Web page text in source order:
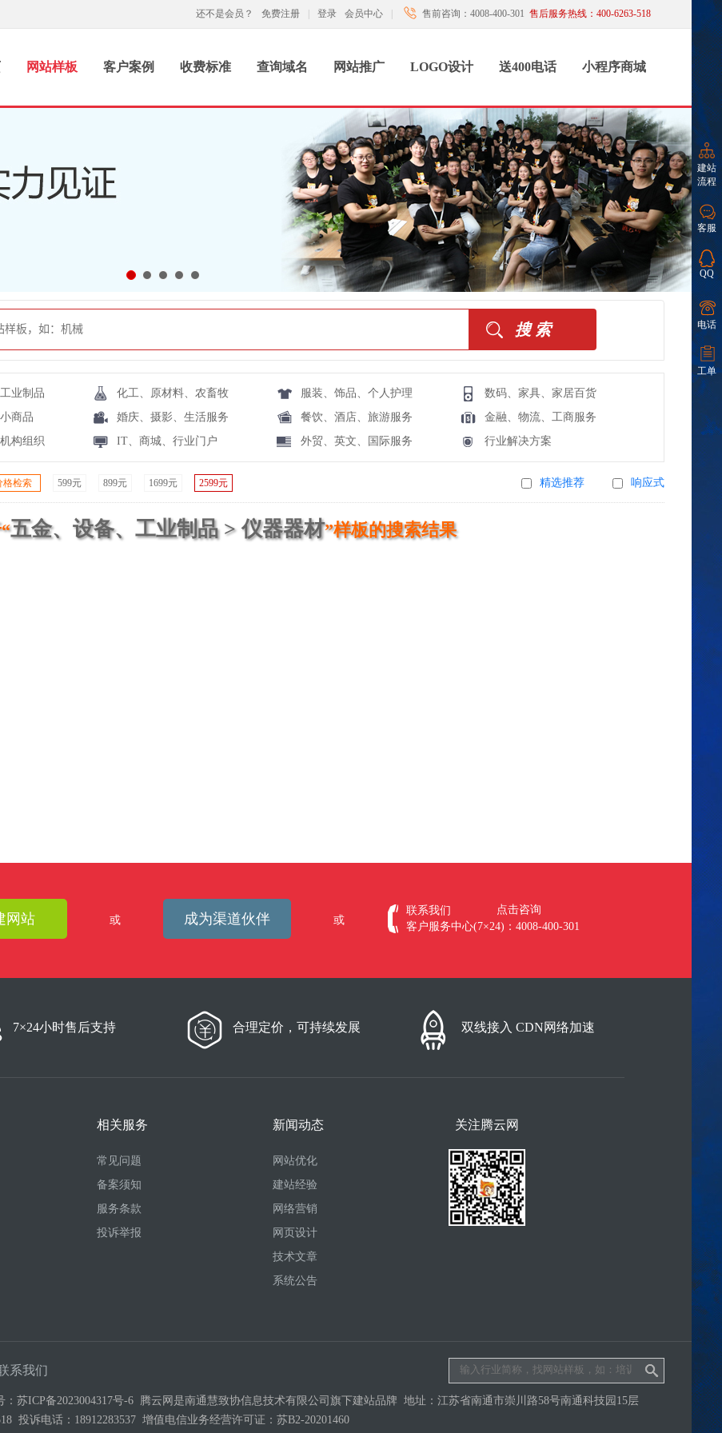
建站
流程
客服
QQ
电话
工单
售前咨询：4008-400-301 售后服务热线：400-6263-518
会员中心
登录
免费注册
还不是会员？
网站样板 客户案例 收费标准 查询域名 网站推广 LOGO设计 送400电话 小程序商城
业制品 化工、原材料、农畜牧 服装、饰品、个人护理
数码、家具、家居百货
商品 婚庆、摄影、生活服务 餐饮、酒店、旅游服务
金融、物流、工商服务
构组织 IT、商城、行业门户 外贸、英文、国际服务 行业解决方案
格检索 599元 899元 1699元 2599元 响应式
精选推荐
五金、设备、工业制品 > 仪器器材”样板的搜索结果
网站 或 成为渠道伙伴 或
点击咨询
联系我们
客户服务中心(7×24)：4008-400-301
7×24小时售后支持 合理定价，可持续发展 双线接入 CDN网络加速
相关服务
常见问题
备案须知
服务条款
投诉举报
新闻动态
网站优化
建站经验
网络营销
网页设计
技术文章
系统公告
关注腾云网
系我们
苏ICP备2023004317号-6 腾云网是南通慧致协信息技术有限公司旗下建站品牌 地址：江苏省南通市崇川路58号南通科技园15层
投诉电话：18912283537 增值电信业务经营许可证： 苏B2-20201460